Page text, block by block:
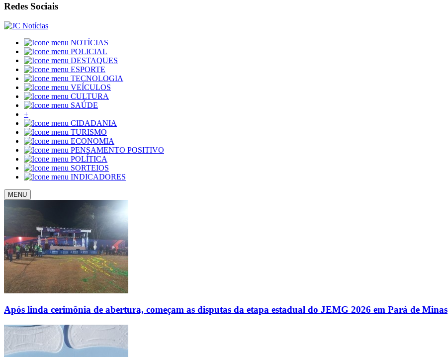
Redes Sociais
NOTÍCIAS
POLICIAL
DESTAQUES
ESPORTE
TECNOLOGIA
VEÍCULOS
CULTURA
SAÚDE
+
CIDADANIA
TURISMO
ECONOMIA
PENSAMENTO POSITIVO
POLÍTICA
SORTEIOS
INDICADORES
MENU
Após linda cerimônia de abertura, começam as disputas da etapa estadual do JEMG 2026 em Pará de Minas